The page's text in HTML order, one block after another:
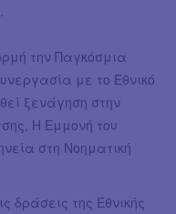
την Παγκόσμια
με το Εθνικό
ξενάγηση στην
Η Εμμονή του
στη Νοηματική
δράσεις της Εθνικής